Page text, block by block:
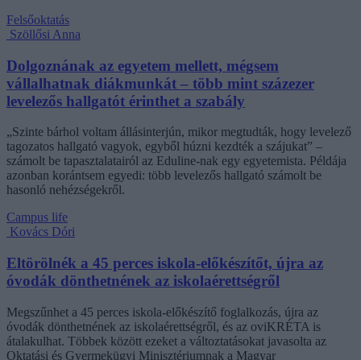
Felsőoktatás
Szöllősi Anna
Dolgoznának az egyetem mellett, mégsem
vállalhatnak diákmunkát – több mint százezer
levelezős hallgatót érinthet a szabály
„Szinte bárhol voltam állásinterjún, mikor megtudták, hogy levelező
tagozatos hallgató vagyok, egyből húzni kezdték a szájukat” –
számolt be tapasztalatairól az Eduline-nak egy egyetemista. Példája
azonban korántsem egyedi: több levelezős hallgató számolt be
hasonló nehézségekről.
Campus life
Kovács Dóri
Eltörölnék a 45 perces iskola-előkészítőt, újra az
óvodák dönthetnének az iskolaérettségről
Megszűnhet a 45 perces iskola-előkészítő foglalkozás, újra az
óvodák dönthetnének az iskolaérettségről, és az oviKRÉTA is
átalakulhat. Többek között ezeket a változtatásokat javasolta az
Oktatási és Gyermekügyi Minisztériumnak a Magyar